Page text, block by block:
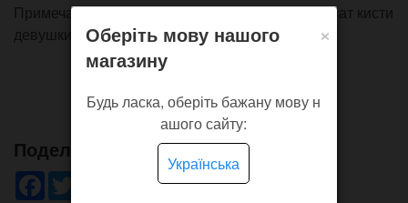
Примечание: на демонстрационных фото - обхват кисти
девушки 14 см.
Поделись!
Facebook WhatsApp
ViberPinterestTelegram
×
Оберіть мову нашого
магазину
Будь ласка, оберіть бажану мову н
ашого сайту:
Українська